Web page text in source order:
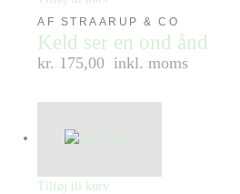
AF STRAARUP & CO
Keld ser en ond ånd
kr. 175,00 inkl. moms
Tilføj til kurv